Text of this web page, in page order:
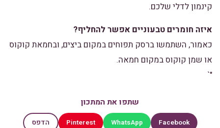
קינמון לדלי שלכם.
איזה חומרים טבעוניים אפשר להחליף?
כאמור, השתמשו ברסק תפוחים במקום ביצים, ובחמאת קוקוס
או שמן קוקוס במקום חמאה.
"`
שתפו את המתכון
Facebook
WhatsApp
Pinterest הדפס